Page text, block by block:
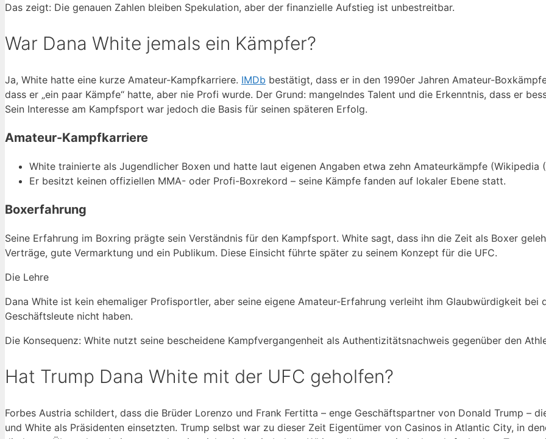
Das zeigt: Die genauen Zahlen bleiben Spekulation, aber der finanzielle Aufstieg ist unbestreitbar.
War Dana White jemals ein Kämpfer?
Ja, White hatte eine kurze Amateur-Kampfkarriere. IMDb bestätigt, dass er in den 1990er Jahren Amateur-
dass er „ein paar Kämpfe“ hatte, aber nie Profi wurde. Der Grund: mangelndes Talent und die Erkenntnis, dass er
Sein Interesse am Kampfsport war jedoch die Basis für seinen späteren Erfolg.
Amateur-Kampfkarriere
White trainierte als Jugendlicher Boxen und hatte laut eigenen Angaben etwa zehn Amateurkämpfe (Wikipedia
Er besitzt keinen offiziellen MMA- oder Profi-Boxrekord – seine Kämpfe fanden auf lokaler Ebene statt.
Boxerfahrung
Seine Erfahrung im Boxring prägte sein Verständnis für den Kampfsport. White sagt, dass ihn die Zeit als Boxer
Verträge, gute Vermarktung und ein Publikum. Diese Einsicht führte später zu seinem Konzept für die UFC.
Die Lehre
Dana White ist kein ehemaliger Profisportler, aber seine eigene Amateur-Erfahrung verleiht ihm Glaubwürdigkeit bei
Geschäftsleute nicht haben.
Die Konsequenz: White nutzt seine bescheidene Kampfvergangenheit als Authentizitätsnachweis gegenüber den
Hat Trump Dana White mit der UFC geholfen?
Forbes Austria schildert, dass die Brüder Lorenzo und Frank Fertitta – enge Geschäftspartner von Donald Trump –
und White als Präsidenten einsetzten. Trump selbst war zu dieser Zeit Eigentümer von Casinos in Atlantic City, in